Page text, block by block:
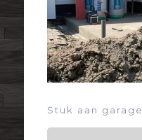
Stuk aan garage